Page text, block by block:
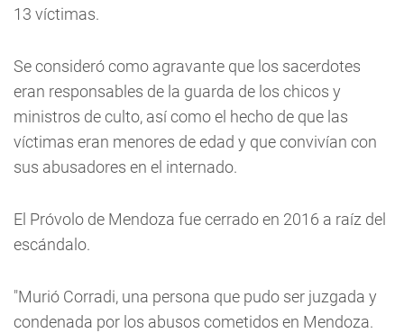
13 víctimas.
Se consideró como agravante que los sacerdotes
eran responsables de la guarda de los chicos y
ministros de culto, así como el hecho de que las
víctimas eran menores de edad y que convivían con
sus abusadores en el internado.
El Próvolo de Mendoza fue cerrado en 2016 a raíz del
escándalo.
"Murió Corradi, una persona que pudo ser juzgada y
condenada por los abusos cometidos en Mendoza.